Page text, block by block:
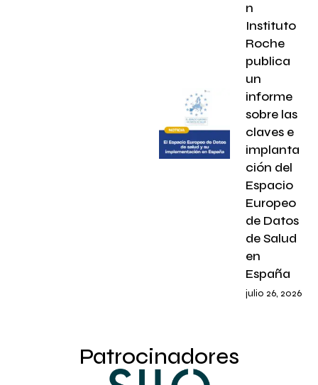
n
Instituto
Roche
publica
un
informe
sobre las
claves e
implanta
ción del
Espacio
Europeo
de Datos
de Salud
en
España
julio 26, 2026
Patrocinadores